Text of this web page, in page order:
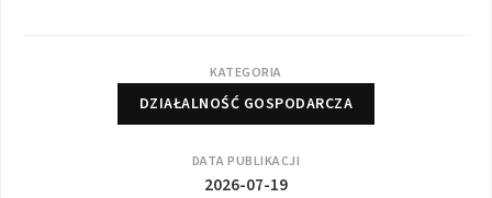
KATEGORIA
DZIAŁALNOŚĆ GOSPODARCZA
DATA PUBLIKACJI
2026-07-19